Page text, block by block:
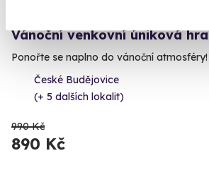
Vánoční venkovní úniková hra
Ponořte se naplno do vánoční atmosféry!
České Budějovice
(+ 5 dalších lokalit)
990 Kč
890 Kč